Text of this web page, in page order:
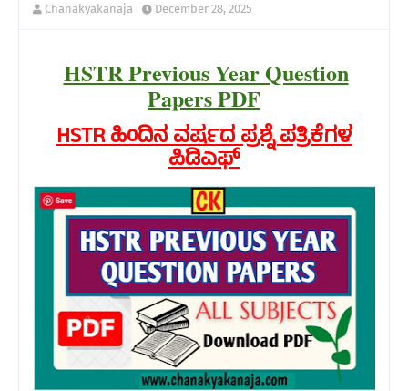
Chanakyakanaja December 28, 2025
HSTR Previous Year Question
Papers PDF
HSTR ಹಿಂದಿನ ವರ್ಷದ ಪ್ರಶ್ನೆ ಪತ್ರಿಕೆಗಳ
ಪಿಡಿಎಫ್